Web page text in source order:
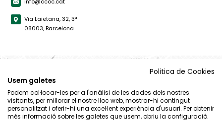
info@ccoc.cat
Via Laietana, 32, 3ª
08003, Barcelona
Politica de Cookies
Usem galetes
Podem col·locar-les per a l'anàlisi de les dades dels nostres
visitants, per millorar el nostre lloc web, mostrar-hi contingut
personalitzat i oferir-hi una excel·lent experiència d'usuari. Per obtenir
més informació sobre les galetes que usem, obriu la configuració.